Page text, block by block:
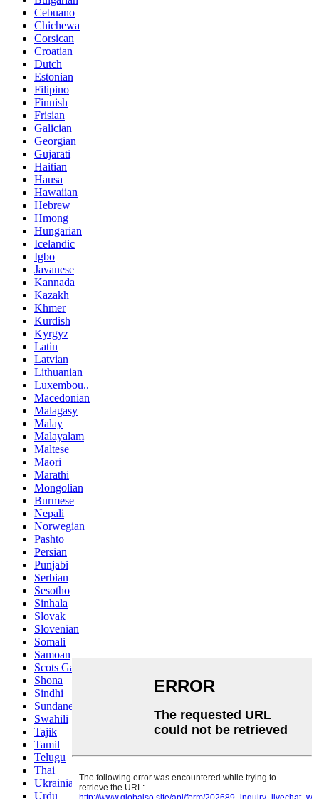
Cebuano
Chichewa
Corsican
Croatian
Dutch
Estonian
Filipino
Finnish
Frisian
Galician
Georgian
Gujarati
Haitian
Hausa
Hawaiian
Hebrew
Hmong
Hungarian
Icelandic
Igbo
Javanese
Kannada
Kazakh
Khmer
Kurdish
Kyrgyz
Latin
Latvian
Lithuanian
Luxembou..
Macedonian
Malagasy
Malay
Malayalam
Maltese
Maori
Marathi
Mongolian
Burmese
Nepali
Norwegian
Pashto
Persian
Punjabi
Serbian
Sesotho
Sinhala
Slovak
Slovenian
Somali
Samoan
Scots Gaelic
Shona
Sindhi
Sundanese
Swahili
Tajik
Tamil
Telugu
Thai
Ukrainian
Urdu